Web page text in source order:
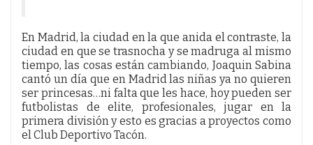
En Madrid, la ciudad en la que anida el contraste, la
ciudad en que se trasnocha y se madruga al mismo
tiempo, las cosas están cambiando, Joaquin Sabina
cantó un día que en Madrid las niñas ya no quieren
ser princesas…ni falta que les hace, hoy pueden ser
futbolistas de elite, profesionales, jugar en la
primera división y esto es gracias a proyectos como
el Club Deportivo Tacón.